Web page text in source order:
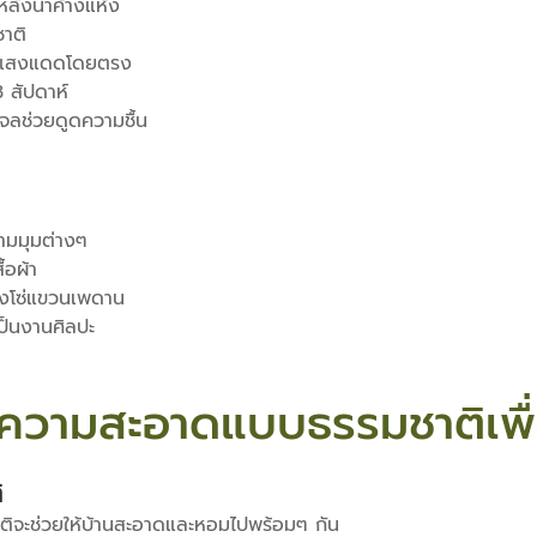
งน้ำค้างแห้ง
ติ
งแดดโดยตรง
สัปดาห์
ลช่วยดูดความชื้น
มมุมต่างๆ
ผ้า
ซ่แขวนเพดาน
งานศิลปะ
ามสะอาดแบบธรรมชาติ
ะช่วยให้บ้านสะอาดและหอมไปพร้อมๆ กัน